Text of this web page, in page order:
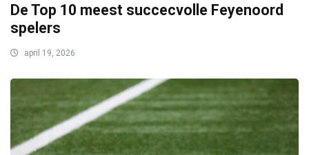
De Top 10 meest succecvolle Feyenoord
spelers
april 19, 2026